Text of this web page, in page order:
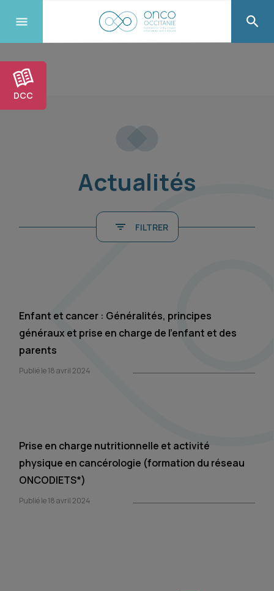
DCC
Actualités
FILTRER
Enfant et cancer : Généralités, principes
généraux et prise en charge de l’enfant et des
parents
Publié le 18 avril 2024
Prise en charge nutritionnelle et activité
physique en cancérologie (formation du réseau
ONCODIETS*)
Publié le 18 avril 2024